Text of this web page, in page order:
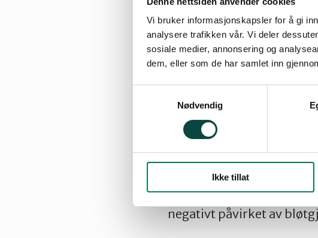
Vi bruker informasjonskapsler for å gi
analysere trafikken vår. Vi deler
sosiale medier, annonsering og
dem, eller som de har samlet inn
Nødvendig
Ikke tillat
13.02.2018 14:56
Skogteigen ligger like
plantet furu med innslag
fugl (beite og skjul) og
grobunn for et variert
sørlig sandynemark som
viktig buffer til
negativt påvirket av